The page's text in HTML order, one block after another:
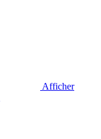
Afficher